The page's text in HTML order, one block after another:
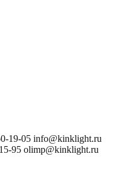
19-05 info@kinklight.ru
95 olimp@kinklight.ru